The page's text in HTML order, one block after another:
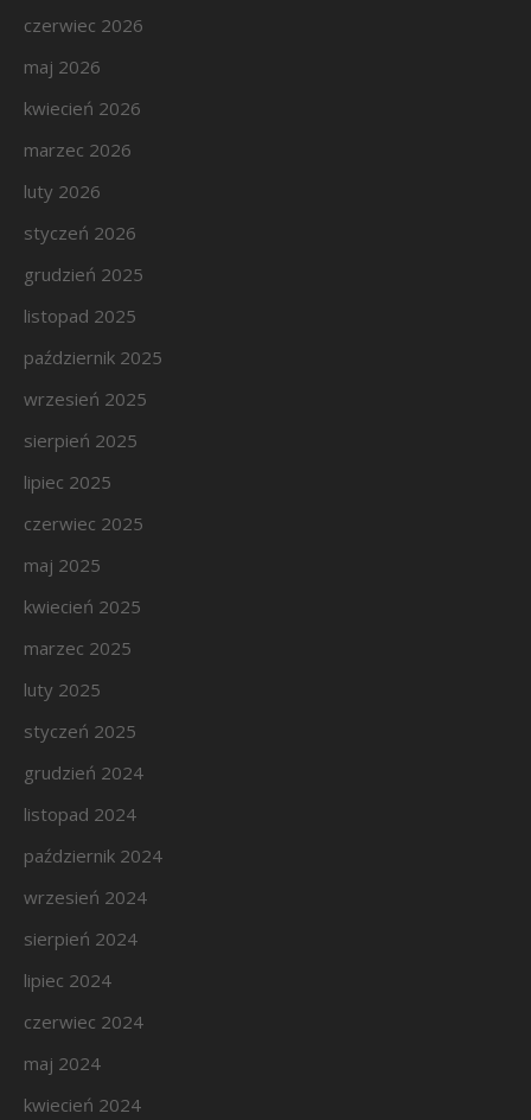
czerwiec 2026
maj 2026
kwiecień 2026
marzec 2026
luty 2026
styczeń 2026
grudzień 2025
listopad 2025
październik 2025
wrzesień 2025
sierpień 2025
lipiec 2025
czerwiec 2025
maj 2025
kwiecień 2025
marzec 2025
luty 2025
styczeń 2025
grudzień 2024
listopad 2024
październik 2024
wrzesień 2024
sierpień 2024
lipiec 2024
czerwiec 2024
maj 2024
kwiecień 2024